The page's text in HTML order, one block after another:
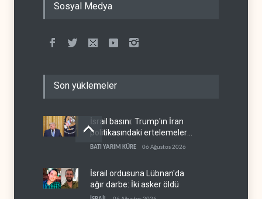
Sosyal Medya
Son yüklemeler
İsrail basını: Trump'ın İran
politikasındaki ertelemeler
ABD seçimlerini riske atıyor
BATI YARIM KÜRE 06 Ağustos 2026
İsrail ordusuna Lübnan'da
ağır darbe: İki asker öldü